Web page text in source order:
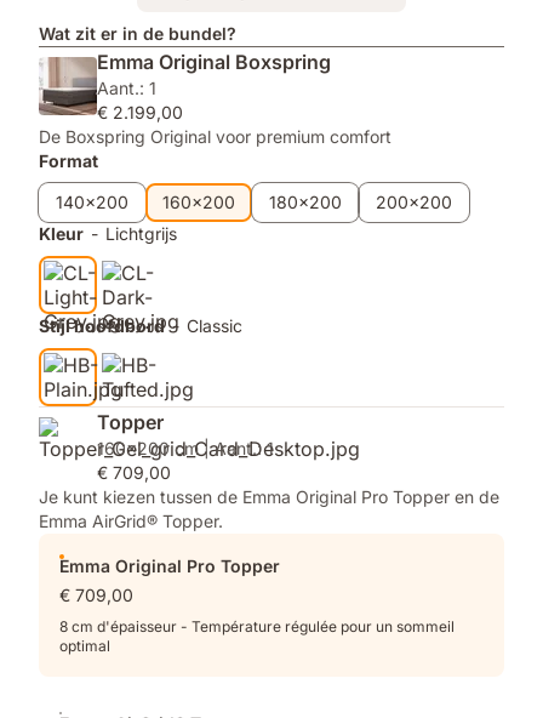
Duo
Aanpasbaar
Dekbed
Wat zit er in de bundel?
Emma Original Boxspring
Aant.: 1
€ 2.199,00
De Boxspring Original voor premium comfort
Format
140x200
160x200 180x200
200x200
Kleur - Lichtgrijs
Stijl hoofdbord - Classic
Topper
160x200 cm | Aant.: 1
€ 709,00
Je kunt kiezen tussen de Emma Original Pro Topper en de
Emma AirGrid® Topper.
Emma Original Pro Topper
€ 709,00
8 cm d'épaisseur - Température régulée pour un sommeil
optimal